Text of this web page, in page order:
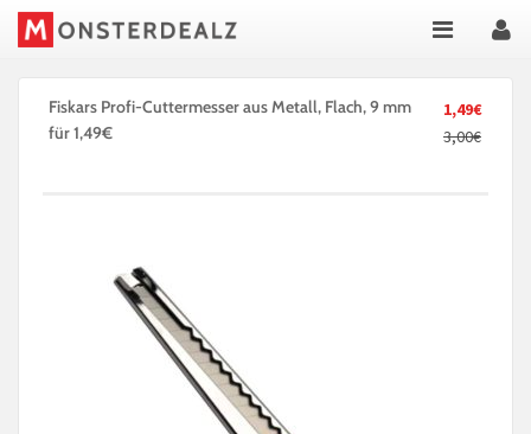
1,49€
3,00€
Fiskars Profi-Cuttermesser aus Metall, Flach, 9 mm
für 1,49€